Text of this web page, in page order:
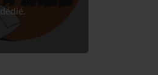
dédié.